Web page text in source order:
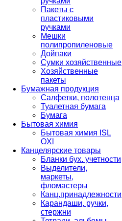
Пакеты с
пластиковыми
ручками
Мешки
полипропиленовые
Дойпаки
Сумки хозяйственные
Хозяйственные
пакеты
Бумажная продукция
Салфетки, полотенца
Туалетная бумага
Бумага
Бытовая химия
Бытовая химия ISL
OXI
Канцелярские товары
Бланки бух. учетности
Выделители,
маркеты,
фломастеры
Канц.принадлежности
Карандаши, ручки,
стержни